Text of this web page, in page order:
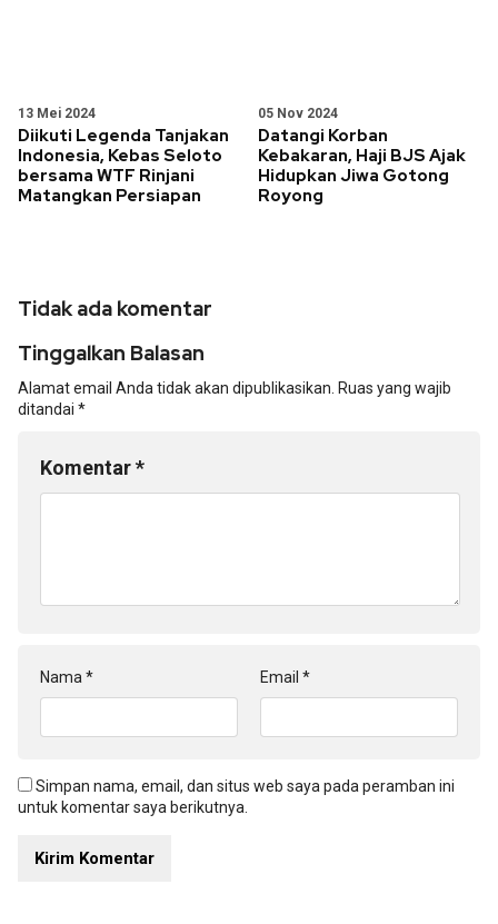
13 Mei 2024
Diikuti Legenda Tanjakan
Indonesia, Kebas Seloto
bersama WTF Rinjani
Matangkan Persiapan
05 Nov 2024
Datangi Korban
Kebakaran, Haji BJS Ajak
Hidupkan Jiwa Gotong
Royong
Tidak ada komentar
Tinggalkan Balasan
Alamat email Anda tidak akan dipublikasikan. Ruas yang wajib
ditandai *
Komentar*
Nama* Email *
Simpan nama, email, dan situs web saya pada peramban ini
untuk komentar saya berikutnya.